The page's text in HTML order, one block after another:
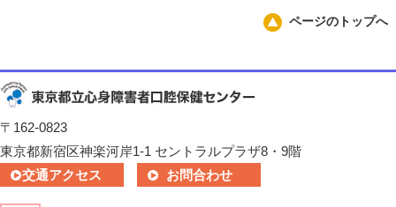
ページのトップへ
〒162-0823
東京都新宿区神楽河岸1-1 セントラルプラザ8・9階
交通アクセス
お問合わせ